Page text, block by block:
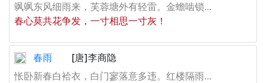
飒飒东风细雨来，芙蓉塘外有轻雷。金蟾啮锁...
春心莫共花争发，一寸相思一寸灰！
春雨
[唐]李商隐
怅卧新春白袷衣，白门寥落意多违。红楼隔雨...